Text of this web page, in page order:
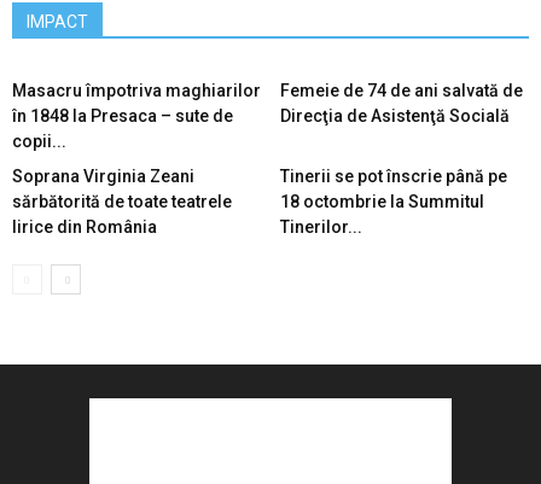
IMPACT
Masacru împotriva maghiarilor
în 1848 la Presaca – sute de
copii...
Femeie de 74 de ani salvată de
Direcţia de Asistenţă Socială
Soprana Virginia Zeani
sărbătorită de toate teatrele
lirice din România
Tinerii se pot înscrie până pe
18 octombrie la Summitul
Tinerilor...